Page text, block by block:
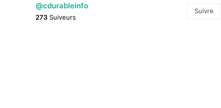
@cdurableinfo
273 Suiveurs
Suivre